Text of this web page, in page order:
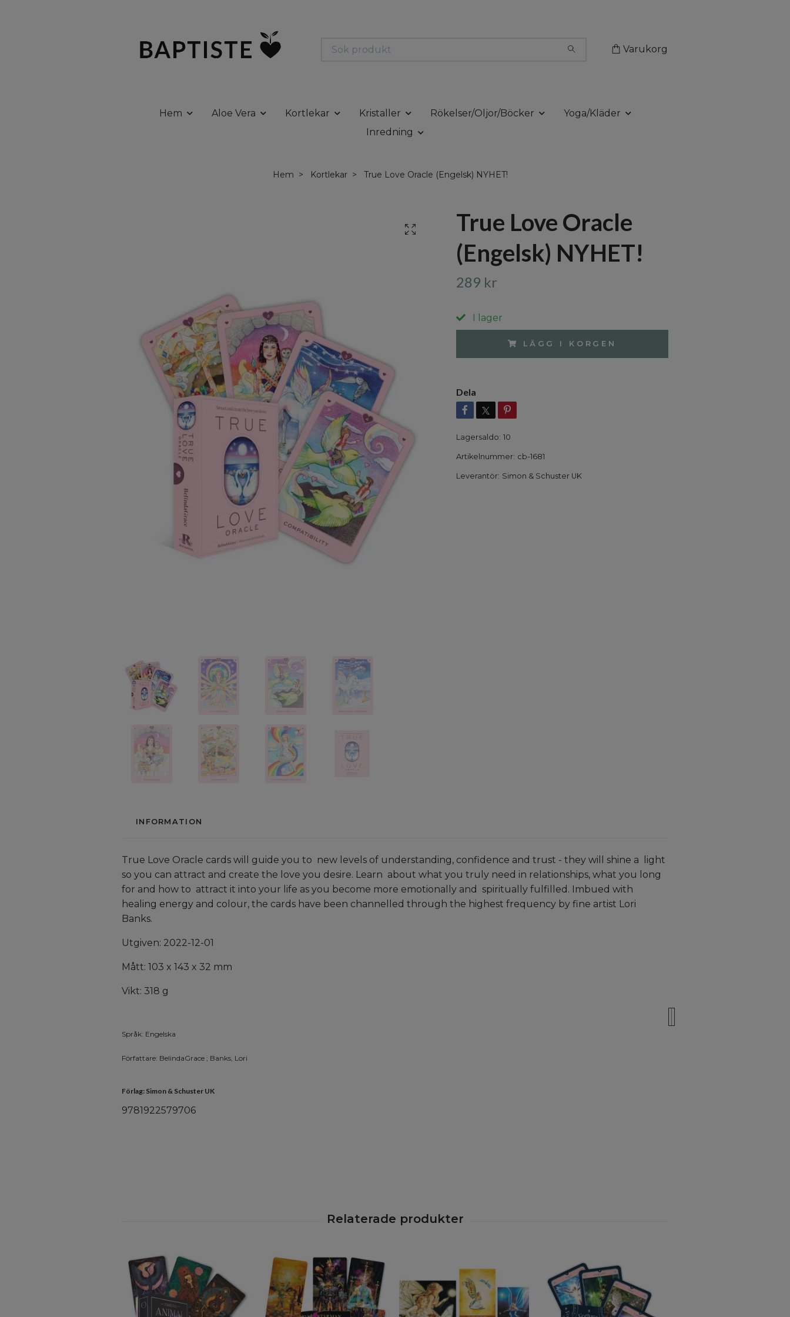
Varukorg
Hem Aloe Vera Kortlekar Kristaller Rökelser/Oljor/Böcker
Yoga/Kläder
Inredning
Hem Kortlekar True Love Oracle (Engelsk) NYHET!
True Love Oracle
(Engelsk) NYHET!
289 kr
I lager
LÄGG I KORGEN
Dela
Lagersaldo: 10
Artikelnummer: cb-1681
Leverantör: Simon & Schuster UK
INFORMATION
True Love Oracle cards will guide you to new levels of understanding, confidence and trust - they will shine a light
so you can attract and create the love you desire. Learn about what you truly need in relationships, what you long
for and how to attract it into your life as you become more emotionally and spiritually fulfilled. Imbued with
healing energy and colour, the cards have been channelled through the highest frequency by fine artist Lori
Banks.
Utgiven: 2022-12-01
Mått: 103 x 143 x 32 mm
Vikt: 318 g
Språk: Engelska
Författare: BelindaGrace ; Banks, Lori
Förlag: Simon & Schuster UK
9781922579706